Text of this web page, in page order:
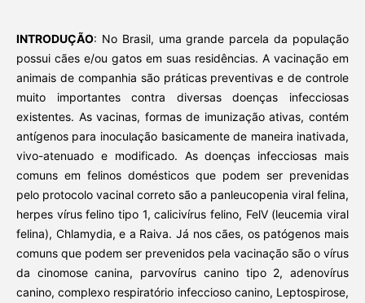
INTRODUÇÃO: No Brasil, uma grande parcela da população
possui cães e/ou gatos em suas residências. A vacinação em
animais de companhia são práticas preventivas e de controle
muito importantes contra diversas doenças infecciosas
existentes. As vacinas, formas de imunização ativas, contém
antígenos para inoculação basicamente de maneira inativada,
vivo-atenuado e modificado. As doenças infecciosas mais
comuns em felinos domésticos que podem ser prevenidas
pelo protocolo vacinal correto são a panleucopenia viral felina,
herpes vírus felino tipo 1, calicivírus felino, FelV (leucemia viral
felina), Chlamydia, e a Raiva. Já nos cães, os patógenos mais
comuns que podem ser prevenidos pela vacinação são o vírus
da cinomose canina, parvovírus canino tipo 2, adenovírus
canino, complexo respiratório infeccioso canino, Leptospirose,